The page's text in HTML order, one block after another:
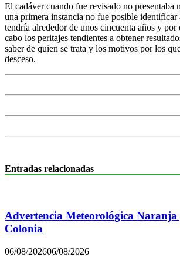
El cadáver cuando fue revisado no presentaba
una primera instancia no fue posible identificar
tendría alrededor de unos cincuenta años y por
cabo los peritajes tendientes a obtener
saber de quien se trata y los motivos por los
desceso.
Entradas relacionadas
Advertencia Meteorológica
Colonia
06/08/202606/08/2026